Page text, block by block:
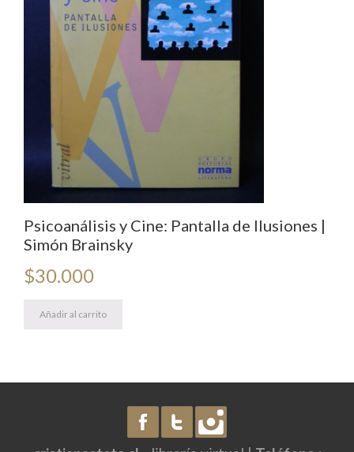
Psicoanálisis y Cine: Pantalla de Ilusiones |
Simón Brainsky
$30.000
Añadir al carrito